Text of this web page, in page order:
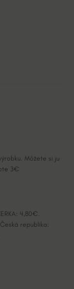
Môžete si ju
3€
4,80€.
republika: